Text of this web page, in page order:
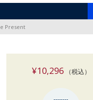
Present
¥10,296（税込）